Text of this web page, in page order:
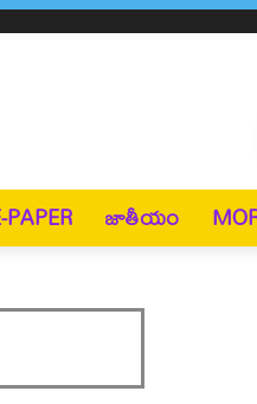
PAPER జాతీయం